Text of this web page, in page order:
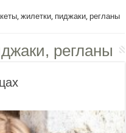
жилетки, пиджаки, регланы
регланы